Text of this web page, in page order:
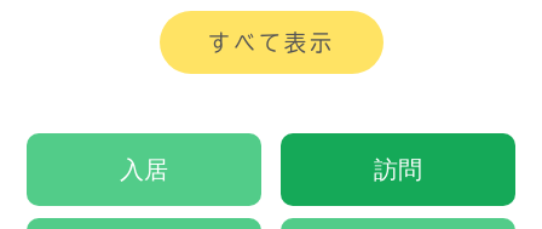
すべて表示
入居 訪問